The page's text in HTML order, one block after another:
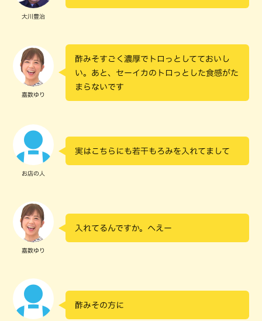
大川豊治
嘉数ゆり
酢みそすごく濃厚でトロっとしてておいし
い。あと、セーイカのトロっとした食感がた
まらないです
お店の人
実はこちらにも若干もろみを入れてまして
嘉数ゆり
入れてるんですか。へえー
酢みその方に